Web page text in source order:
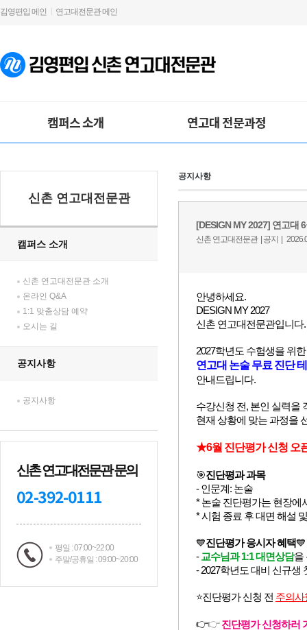
김영편입 메인 연고대전문관 메인
캠퍼스 소개 연고대 전문과정
신촌 연고대전문관
캠퍼스 소개
신촌 연고대전문관 소개
온라인 Q&A
1:1 맞춤상담 예약
오시는 길
공지사항
공지사항
신촌 연고대전문관 문의
02-392-0111
평일 : 07:00~22:00
주말/공휴일 : 09:00~20:00
공지사항